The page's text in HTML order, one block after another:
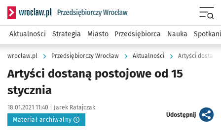
Serwis informacyjny wroclaw.pl podserwis: Strategia
Aktualności Strategia Miasto Przedsiębiorca Nauka
wroclaw.pl Przedsiębiorczy Wrocław Aktualności Artyści
Artyści dostaną postojowe od 15
stycznia
Data publikacji:
18.01.2021 11:40 | Autor:
Jarek Ratajczak
Materiał archiwalny
Udostępnijartykuł